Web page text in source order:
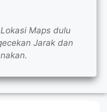
Maps dulu
Jarak dan